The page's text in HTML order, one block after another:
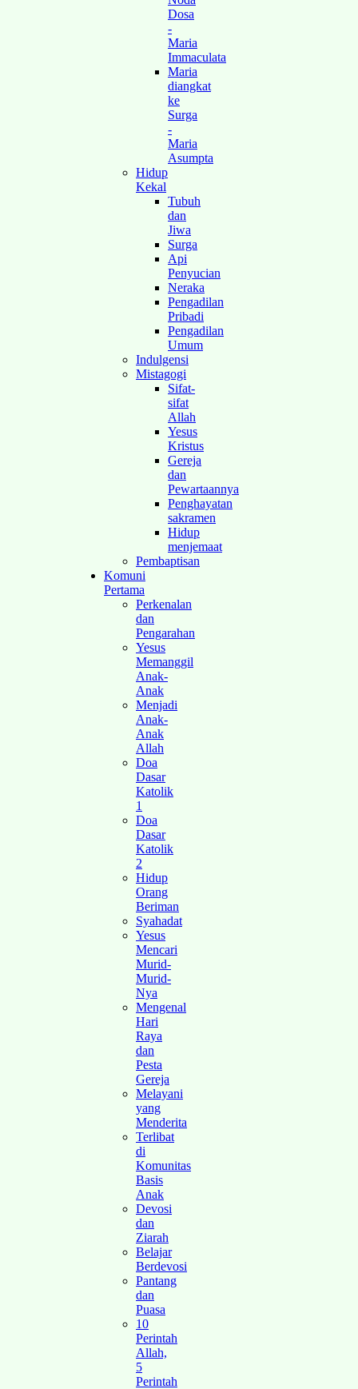
Dosa
-
Maria
Immaculata
Maria
diangkat
ke
Surga
-
Maria
Asumpta
Hidup
Kekal
Tubuh
dan
Jiwa
Surga
Api
Penyucian
Neraka
Pengadilan
Pribadi
Pengadilan
Umum
Indulgensi
Mistagogi
Sifat-
sifat
Allah
Yesus
Kristus
Gereja
dan
Pewartaannya
Penghayatan
sakramen
Hidup
menjemaat
Pembaptisan
Komuni
Pertama
Perkenalan
dan
Pengarahan
Yesus
Memanggil
Anak-
Anak
Menjadi
Anak-
Anak
Allah
Doa
Dasar
Katolik
1
Doa
Dasar
Katolik
2
Hidup
Orang
Beriman
Syahadat
Yesus
Mencari
Murid-
Murid-
Nya
Mengenal
Hari
Raya
dan
Pesta
Gereja
Melayani
yang
Menderita
Terlibat
di
Komunitas
Basis
Anak
Devosi
dan
Ziarah
Belajar
Berdevosi
Pantang
dan
Puasa
10
Perintah
Allah,
5
Perintah